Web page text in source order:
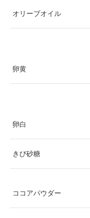
オリーブオイル
卵黄
卵白
きび砂糖
ココアパウダー